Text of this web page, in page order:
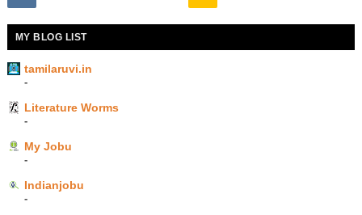
MY BLOG LIST
tamilaruvi.in
-
Literature Worms
-
My Jobu
-
Indianjobu
-